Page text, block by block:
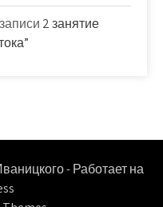
2 занятие
- Работает на